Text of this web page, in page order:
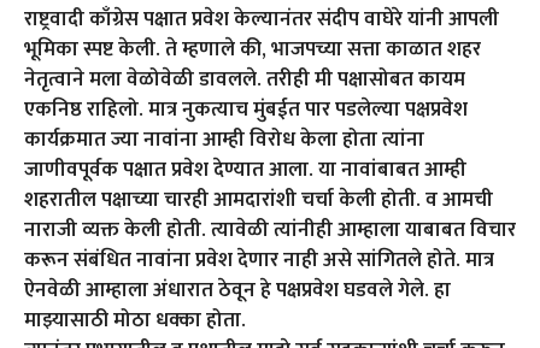
राष्ट्रवादी काँग्रेस पक्षात प्रवेश केल्यानंतर संदीप वाघेरे यांनी आपली
भूमिका स्पष्ट केली. ते म्हणाले की, भाजपच्या सत्ता काळात शहर
नेतृत्वाने मला वेळोवेळी डावलले. तरीही मी पक्षासोबत कायम
एकनिष्ठ राहिलो. मात्र नुकत्याच मुंबईत पार पडलेल्या पक्षप्रवेश
कार्यक्रमात ज्या नावांना आम्ही विरोध केला होता त्यांना
जाणीवपूर्वक पक्षात प्रवेश देण्यात आला. या नावांबाबत आम्ही
शहरातील पक्षाच्या चारही आमदारांशी चर्चा केली होती. व आमची
नाराजी व्यक्त केली होती. त्यावेळी त्यांनीही आम्हाला याबाबत विचार
करून संबंधित नावांना प्रवेश देणार नाही असे सांगितले होते. मात्र
ऐनवेळी आम्हाला अंधारात ठेवून हे पक्षप्रवेश घडवले गेले. हा
माझ्यासाठी मोठा धक्का होता.